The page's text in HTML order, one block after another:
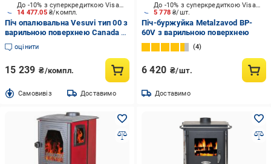
14 477.05 ₴/компл.
До -10% з суперкредиткою Visa Вигода
Піч опалювальна Vesuvi тип 00 з
варильною поверхнею Canada +
підставка (дровниця)
оцінити
15 239 ₴/компл.
Cамовивіз Доставимо
5 778₴/шт.
До -10% з суперкредиткою Visa Вигода
Піч-буржуйка Metalzavod BP-
60V з варильною поверхнею
4
6 420 ₴/шт.
Доставимо